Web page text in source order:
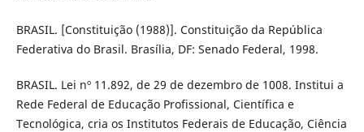
BRASIL. [Constituição (1988)]. Constituição da República
Federativa do Brasil. Brasília, DF: Senado Federal, 1998.
BRASIL. Lei nº 11.892, de 29 de dezembro de 1008. Institui a
Rede Federal de Educação Profissional, Científica e
Tecnológica, cria os Institutos Federais de Educação, Ciência